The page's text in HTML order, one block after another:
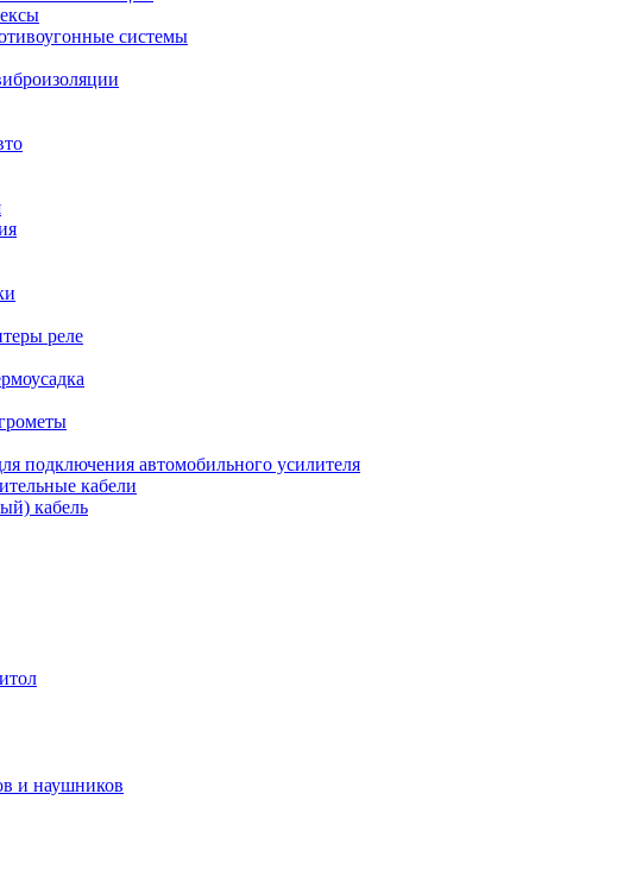
системы
реле
подключения автомобильного усилителя
кабели
кабель
и наушников